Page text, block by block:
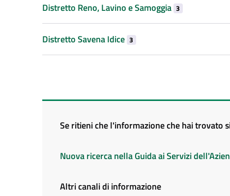
Distretto Reno, Lavino e Samoggia 3
Distretto Savena Idice 3
Se ritieni che l'informazione che hai trovato
Nuova ricerca nella Guida ai Servizi
Altri canali di informazione